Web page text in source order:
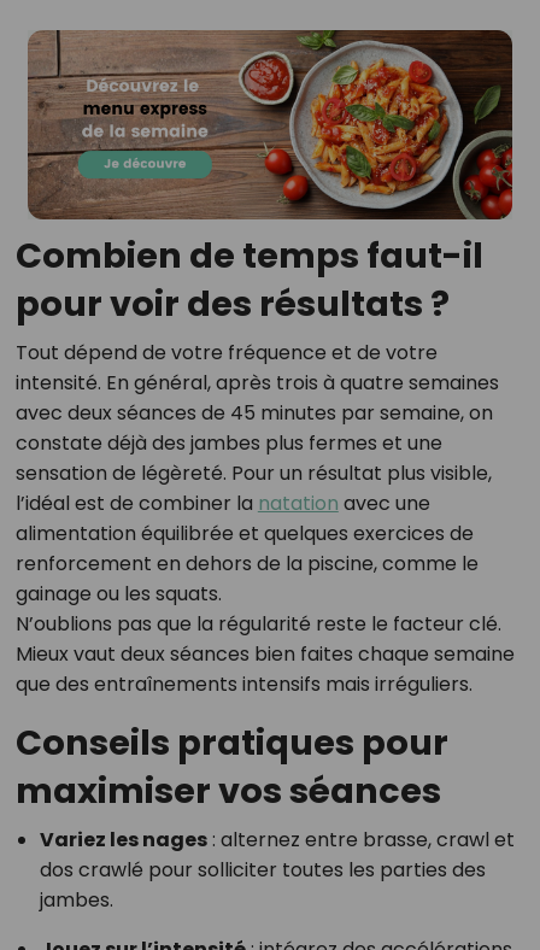
Combien de temps faut-il
pour voir des résultats ?
Tout dépend de votre fréquence et de votre
intensité. En général, après trois à quatre semaines
avec deux séances de 45 minutes par semaine, on
constate déjà des jambes plus fermes et une
sensation de légèreté. Pour un résultat plus visible,
l’idéal est de combiner la natation avec une
alimentation équilibrée et quelques exercices de
renforcement en dehors de la piscine, comme le
gainage ou les squats.
N’oublions pas que la régularité reste le facteur clé.
Mieux vaut deux séances bien faites chaque semaine
que des entraînements intensifs mais irréguliers.
Conseils pratiques pour
maximiser vos séances
Variez les nages: alternez entre brasse, crawl et
dos crawlé pour solliciter toutes les parties des
jambes.